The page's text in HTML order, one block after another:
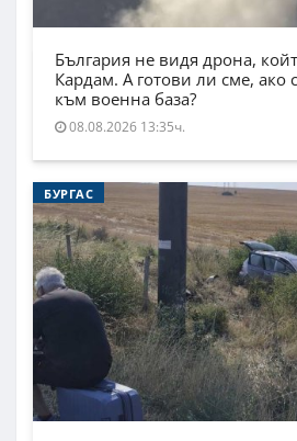
България не видя дрона,
Кардам. А готови ли сме, ако
към военна база?
08.08.2026 13:35ч.
БУРГАС